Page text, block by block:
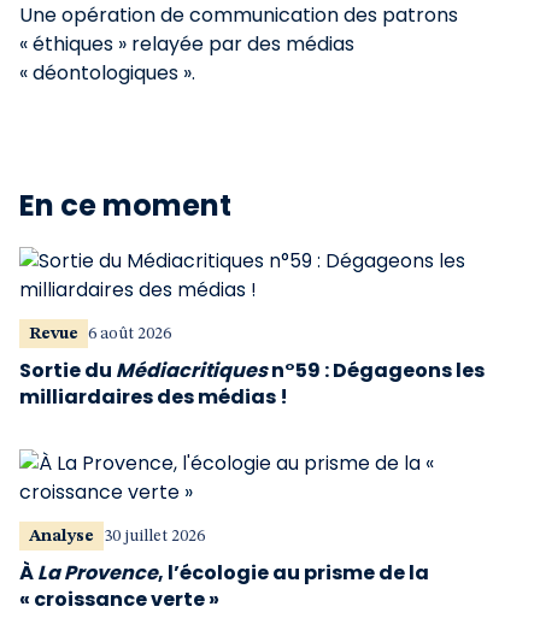
Une opération de communication des patrons
« éthiques » relayée par des médias
« déontologiques ».
En ce moment
Revue 6 août 2026
Sortie du Médiacritiquesn°59 : Dégageons les
milliardaires des médias !
Analyse 30 juillet 2026
ÀLa Provence, l’écologie au prisme de la
« croissance verte »